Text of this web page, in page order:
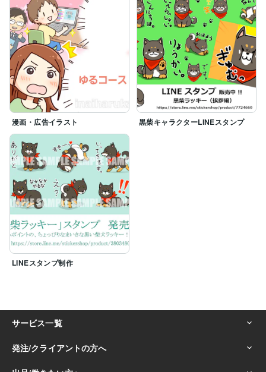
漫画・広告イラスト 黒柴キャラクターLINEスタンプ
LINEスタンプ制作